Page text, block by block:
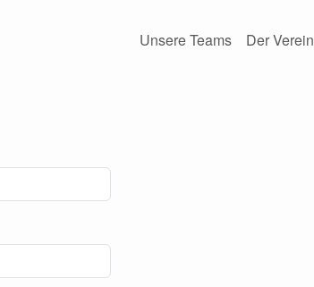
Unsere Teams Der Verein